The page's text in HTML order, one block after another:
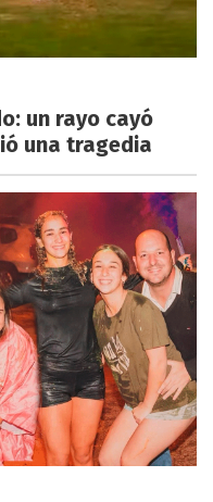
un rayo cayó
una tragedia